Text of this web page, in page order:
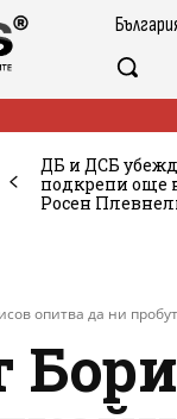
ДБ и ДСБ
подкрепи още
Росен
опитва да ни